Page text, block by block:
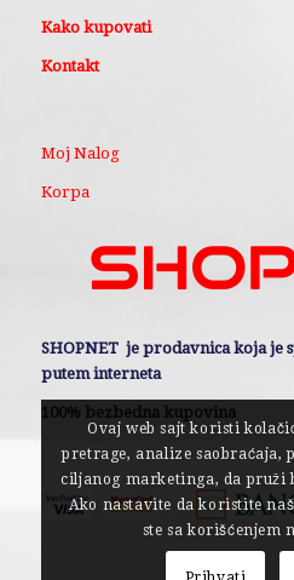
Kako kupovati
Kontakt
Moj Nalog
Korpa
SHOPNET je prodavnica koja je
putem interneta
100% bezbedna kupovina
Ovaj web sajt koristi
pretrage, analize saobraćaja,
ciljanog marketinga, da pruži
Ako nastavite da koristite
ste sa korišćenjem